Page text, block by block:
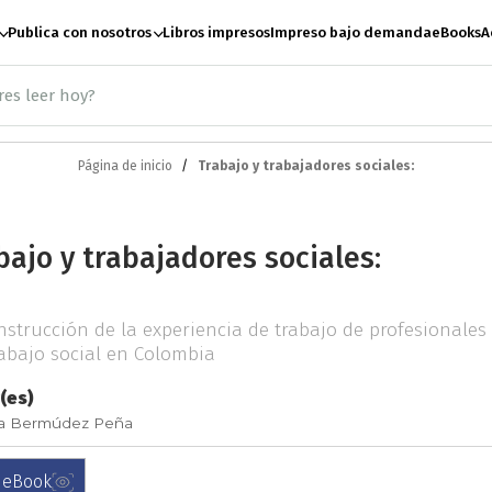
Publica con nosotros Libros impresosImpreso bajo demandaeBooks
Artes escénicas
Ciencias Sociales
paz
Derecho
Página de inicio Trabajo y trabajadores sociales:
y trabajadores sociales:
de la experiencia de trabajo de profesionales
social en Colombia
Bermúdez Peña